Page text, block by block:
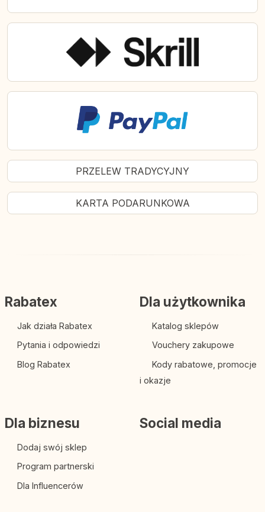
PRZELEW TRADYCYJNY
KARTA PODARUNKOWA
Rabatex
Jak działa Rabatex
Pytania i odpowiedzi
Blog Rabatex
Dla użytkownika
Katalog sklepów
Vouchery zakupowe
Kody rabatowe, promocje
i okazje
Dla biznesu
Dodaj swój sklep
Program partnerski
Dla Influencerów
Social media